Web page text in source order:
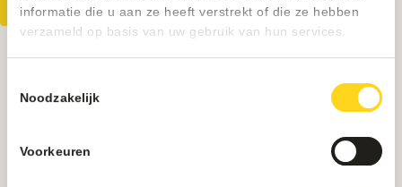
informatie die u aan ze heeft verstrekt of die ze hebben
verzameld op basis van uw gebruik van hun services.
Noodzakelijk
Voorkeuren